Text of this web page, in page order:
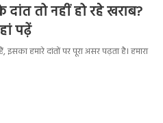
तो नहीं हो रहे खराब?
पढ़ें
हमारे दांतों पर पूरा असर पढ़ता है। हमारा